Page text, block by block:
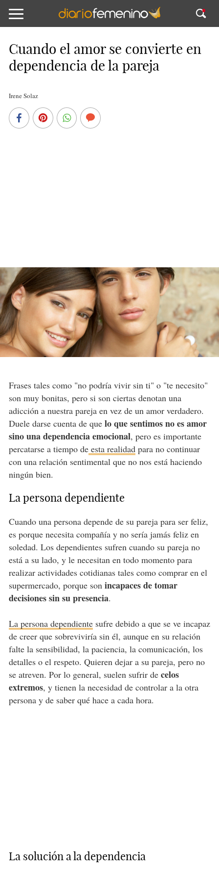
Cuando el amor se convierte en
dependencia de la pareja
Irene Solaz
Frases tales como "no podría vivir sin ti" o "te necesito"
son muy bonitas, pero si son ciertas denotan una
adicción a nuestra pareja en vez de un amor verdadero.
Duele darse cuenta de que lo que sentimos no es amor
sino una dependencia emocional, pero es importante
percatarse a tiempo deesta realidadpara no continuar
con una relación sentimental que no nos está haciendo
ningún bien.
La persona dependiente
Cuando una persona depende de su pareja para ser feliz,
es porque necesita compañía y no sería jamás feliz en
soledad. Los dependientes sufren cuando su pareja no
está a su lado, y le necesitan en todo momento para
realizar actividades cotidianas tales como comprar en el
supermercado, porque son incapaces de tomar
decisiones sin su presencia.
La persona dependientesufre debido a que se ve incapaz
de creer que sobreviviría sin él, aunque en su relación
falte la sensibilidad, la paciencia, la comunicación, los
detalles o el respeto. Quieren dejar a su pareja, pero no
se atreven. Por lo general, suelen sufrir de celos
extremos, y tienen la necesidad de controlar a la otra
persona y de saber qué hace a cada hora.
La solución a la dependencia